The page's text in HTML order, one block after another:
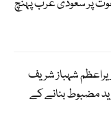
پر سعودی عرب پہنچ
شہباز شریف
مضبوط بنانے کے